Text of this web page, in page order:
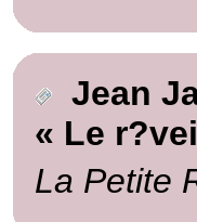
Jean
« Le
La Petite